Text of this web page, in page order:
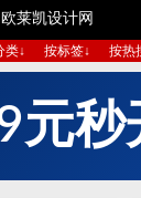
欧莱凯设计网
类↓ 按标签↓ 按热
元秒